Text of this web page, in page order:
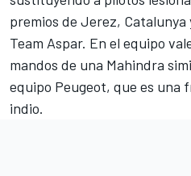
premios de Jerez, Catalunya
Team Aspar. En el equipo
mandos de una Mahindra
equipo Peugeot, que es
indio.